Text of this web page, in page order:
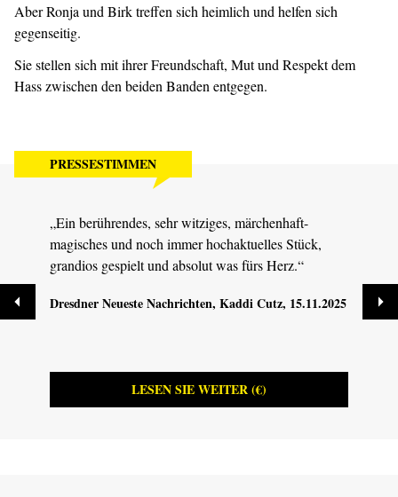
Aber Ronja und Birk treffen sich heimlich und helfen sich
gegenseitig.
Sie stellen sich mit ihrer Freundschaft, Mut und Respekt dem
Hass zwischen den beiden Banden entgegen.
PRESSESTIMMEN
„Ein berührendes, sehr witziges, märchenhaft-
magisches und noch immer hochaktuelles Stück,
grandios gespielt und absolut was fürs Herz.“
Dresdner Neueste Nachrichten, Kaddi Cutz, 15.11.2025
LESEN SIE WEITER (€)